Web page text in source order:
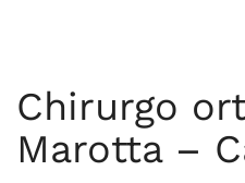
Chirurgo
Marotta –